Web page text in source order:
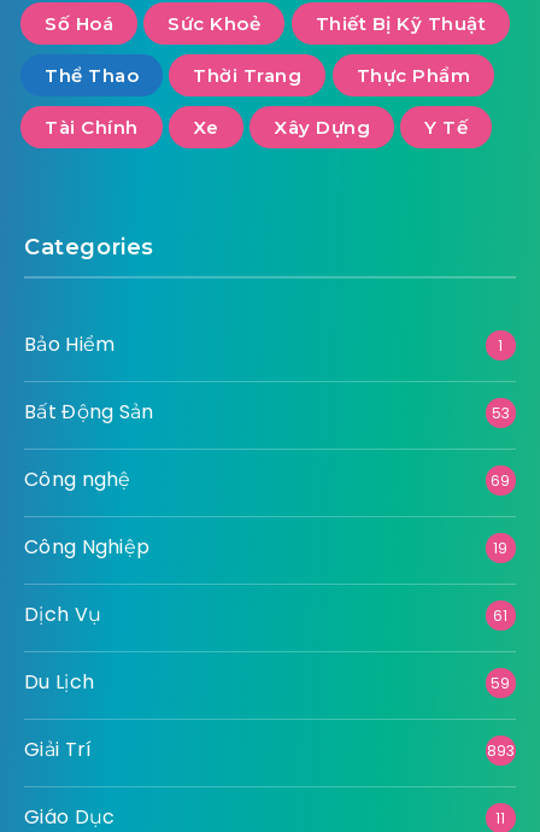
Số Hoá Sức Khoẻ Thiết Bị Kỹ Thuật
Thể Thao Thời Trang Thực Phẩm
Tài Chính Xe Xây Dựng Y Tế
Categories
Bảo Hiểm 1
Bất Động Sản 53
Công nghệ 69
Công Nghiệp 19
Dịch Vụ 61
Du Lịch 59
Giải Trí 893
Giáo Dục 11